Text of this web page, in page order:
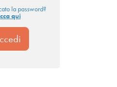
la password?
qui